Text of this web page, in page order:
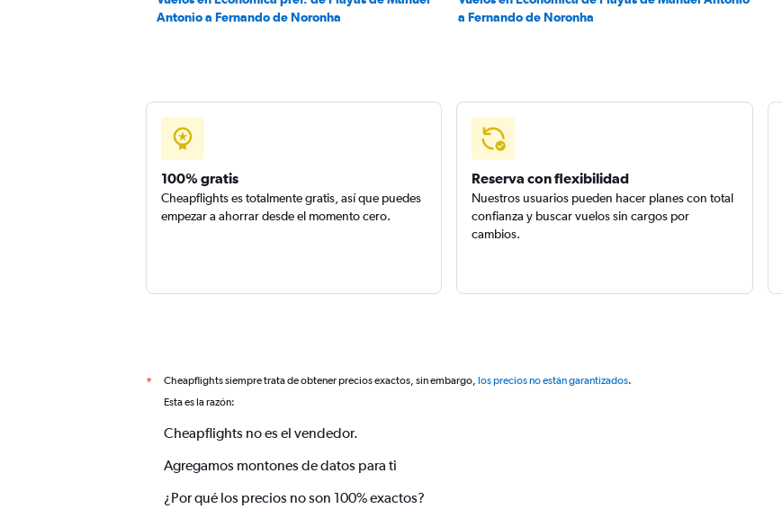
Antonio a Fernando de Noronha
a Fernando de Noronha
100% gratis
Cheapflights es totalmente gratis, así que puedes
empezar a ahorrar desde el momento cero.
Reserva con flexibilidad
Nuestros usuarios pueden hacer planes con total
confianza y buscar vuelos sin cargos por
cambios.
* Cheapflights siempre trata de obtener precios exactos, sin embargo, los precios no están garantizados.
Esta es la razón:
Cheapflights no es el vendedor.
Agregamos montones de datos para ti
¿Por qué los precios no son 100% exactos?